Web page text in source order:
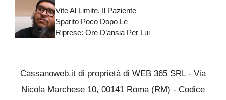
Vite Al Limite, Il Paziente
Sparito Poco Dopo Le
Riprese: Ore D’ansia Per Lui
Cassanoweb.it di proprietà di WEB 365 SRL - Via
Nicola Marchese 10, 00141 Roma (RM) - Codice